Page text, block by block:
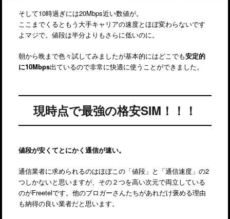
そして10時過ぎには20Mbps近い数値が。
ここまでくるともう大手キャリアの速度とほぼ変わらないです
よマジで。値段は半分よりもさらに低いのに。
朝から晩まで色々試してみましたが基本的にはどこでも安定的
に10Mbps出ているので非常に快適に使うことができました。
現時点で最強の格安SIM！！！
値段が安くてとにかく通信が速い。
通信業者に求められるのはほぼこの「値段」と「通信速度」の2
つしかないと思いますが、その２つを高い次元で両立している
のがFreetelです。他のブロガーさんたちがあれだけ褒める理由
も納得の良い業者だと思います。